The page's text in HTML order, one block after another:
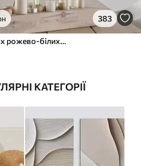
383
Букет великих пишних рожево-білих квітів півонії із зеленим листям на м’якому розмитому фоні
КАТЕГОРІЇ